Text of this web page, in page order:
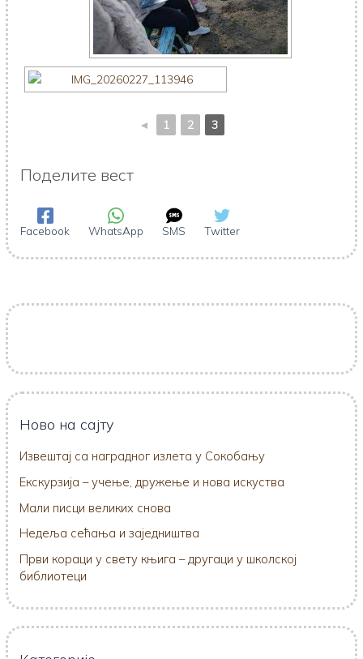
◄ 1 2 3
Поделите вест
Facebook WhatsApp SMS Twitter
Ново на сајту
Извештај са наградног излета у Сокобању
Екскурзија – учење, дружење и нова искуства
Мали писци великих снова
Недеља сећања и заједништва
Први кораци у свету књига – другаци у школској
библиотеци